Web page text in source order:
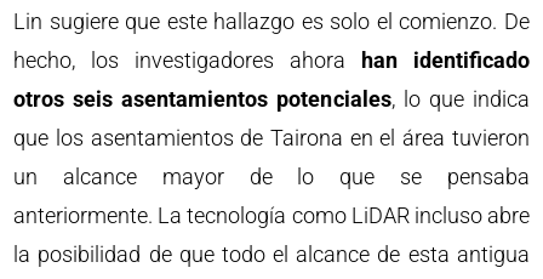
Lin sugiere que este hallazgo es solo el comienzo. De
hecho, los investigadores ahora
han identificado
otros seis asentamientos potenciales, lo que indica
que los asentamientos de Tairona en el área tuvieron
un alcance mayor de lo que se pensaba
anteriormente. La tecnología como LiDAR incluso abre
la posibilidad de que todo el alcance de esta antigua